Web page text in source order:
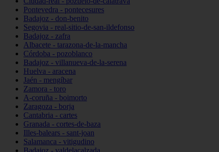
Pontevedra - pontecesures
Badajoz - don-benito
Segovia - real-sitio-de-san-ildefonso
Badajoz - zafra
Albacete - tarazona-de-la-mancha
Córdoba - pozoblanco
Badajoz - villanueva-de-la-serena
Huelva - aracena
Jaén - mengíbar
Zamora - toro
A-coruña - boimorto
Zaragoza - borja
Cantabria - cartes
Granada - cortes-de-baza
Illes-balears - sant-joan
Salamanca - vitigudino
Badajoz - valdelacalzada